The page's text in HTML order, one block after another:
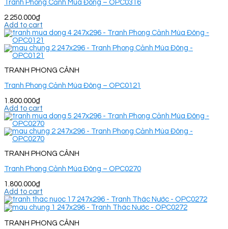
Tranh Phong Cảnh Mùa Đông – OPC0316
2.250.000₫
Add to cart
TRANH PHONG CẢNH
Tranh Phong Cảnh Mùa Đông – OPC0121
1.800.000₫
Add to cart
TRANH PHONG CẢNH
Tranh Phong Cảnh Mùa Đông – OPC0270
1.800.000₫
Add to cart
TRANH PHONG CẢNH